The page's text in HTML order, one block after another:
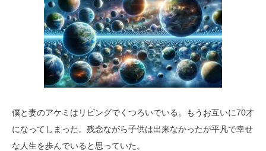
僕と妻のアケミはリビングでくつろいでいる。もうお互いに70才
になってしまった。残念ながら子供は出来なかったが平凡で幸せ
な人生を歩んでいると思っていた。